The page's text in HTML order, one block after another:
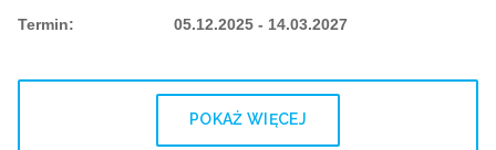
Termin: 05.12.2025 - 14.03.2027
POKAŻ WIĘCEJ